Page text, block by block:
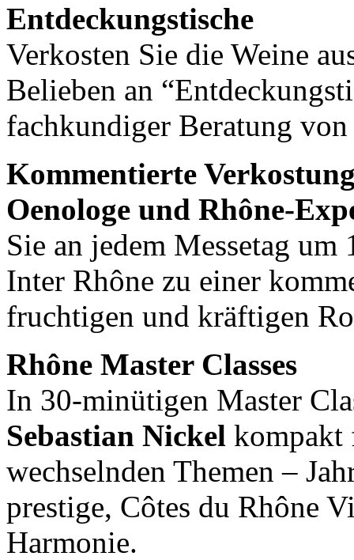
Entdeckungstische
Verkosten Sie die Weine
Belieben an
fachkundiger Beratung
Kommentierte
Oenologe und Rhône-
Sie an jedem Messetag
Inter Rhône zu einer
fruchtigen und kräftigen
Rhône Master Classes
In 30-minütigen Master
Sebastian Nickel kompakt
wechselnden Themen –
prestige, Côtes du Rhône
Harmonie.